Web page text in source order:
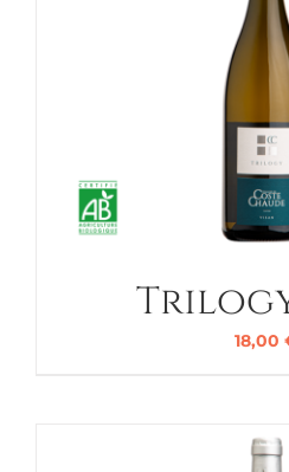
Trilogy
18,00